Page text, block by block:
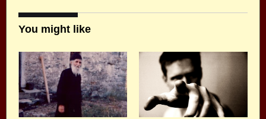
You might like